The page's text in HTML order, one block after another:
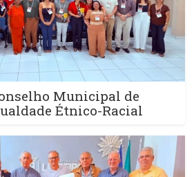
Municipal de
Étnico-Racial